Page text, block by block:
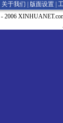
关于我们 | 版面设置
- 2006